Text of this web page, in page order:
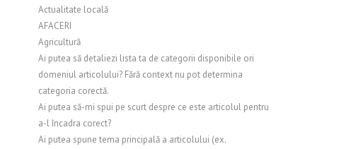
Actualitate locală
AFACERI
Agricultură
Ai putea să detaliezi lista ta de categorii disponibile ori
domeniul articolului? Fără context nu pot determina
categoria corectă.
Ai putea să-mi spui pe scurt despre ce este articolul pentru
a-l încadra corect?
Ai putea spune tema principală a articolului (ex.